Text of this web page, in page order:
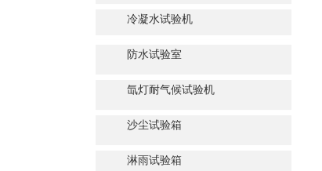
冷凝水试验机
防水试验室
氙灯耐气候试验机
沙尘试验箱
淋雨试验箱